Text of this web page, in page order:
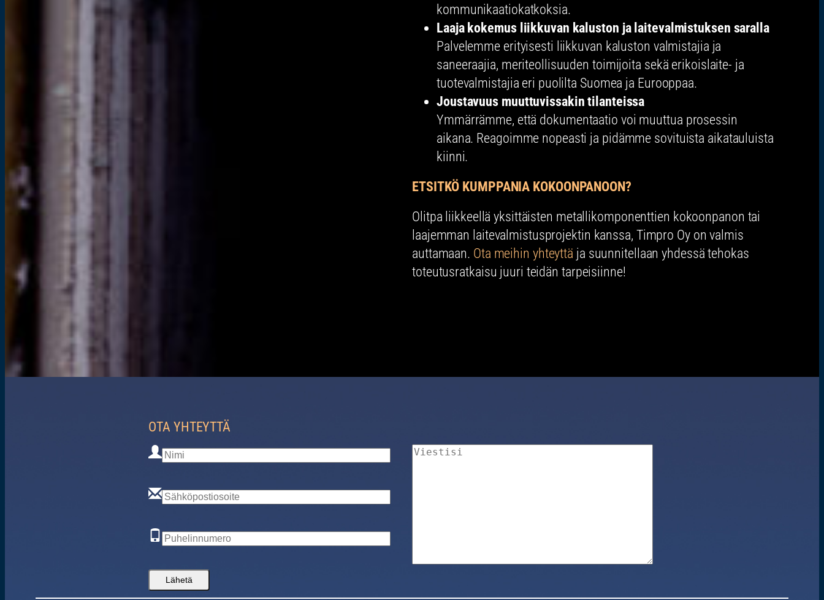
kommunikaatiokatkoksia.
Laaja kokemus liikkuvan kaluston ja laitevalmistuksen saralla
Palvelemme erityisesti liikkuvan kaluston valmistajia ja
saneeraajia, meriteollisuuden toimijoita sekä erikoislaite- ja
tuotevalmistajia eri puolilta Suomea ja Eurooppaa.
Joustavuus muuttuvissakin tilanteissa
Ymmärrämme, että dokumentaatio voi muuttua prosessin
aikana. Reagoimme nopeasti ja pidämme sovituista aikatauluista
kiinni.
ETSITKÖ KUMPPANIA KOKOONPANOON?
Olitpa liikkeellä yksittäisten metallikomponenttien kokoonpanon tai
laajemman laitevalmistusprojektin kanssa, Timpro Oy on valmis
auttamaan. Ota meihin yhteyttä ja suunnitellaan yhdessä tehokas
toteutusratkaisu juuri teidän tarpeisiinne!
OTA YHTEYTTÄ